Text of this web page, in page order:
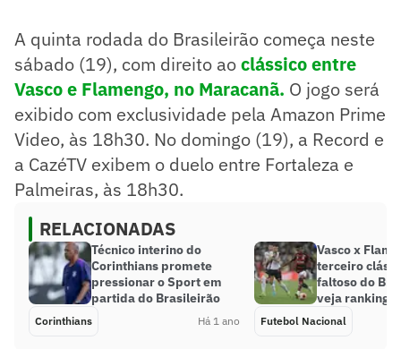
A quinta rodada do Brasileirão começa neste
sábado (19), com direito aoclássico entre
Vasco e Flamengo, no Maracanã. O jogo será
exibido com exclusividade pela Amazon Prime
Video, às 18h30. No domingo (19), a Record e
a CazéTV exibem o duelo entre Fortaleza e
Palmeiras, às 18h30.
RELACIONADAS
Técnico interino do
Corinthians promete
pressionar o Sport em
partida do Brasileirão
Corinthians Há 1 ano
Vasco x
terceiro
faltoso do
veja ranking
Futebol Nacional